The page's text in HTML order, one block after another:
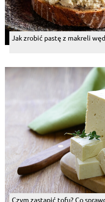
Jak zrobić pastę z makreli
Czym zastąpić tofu? Co